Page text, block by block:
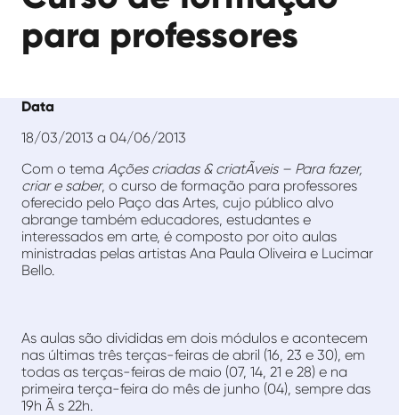
para professores
Data
18/03/2013 a 04/06/2013
Com o tema Ações criadas & criatÃ­veis – Para fazer,
criar e saber, o curso de formação para professores
oferecido pelo Paço das Artes, cujo público alvo
abrange também educadores, estudantes e
interessados em arte, é composto por oito aulas
ministradas pelas artistas Ana Paula Oliveira e Lucimar
Bello.
As aulas são divididas em dois módulos e acontecem
nas últimas três terças-feiras de abril (16, 23 e 30), em
todas as terças-feiras de maio (07, 14, 21 e 28) e na
primeira terça-feira do mês de junho (04), sempre das
19h Ã s 22h.